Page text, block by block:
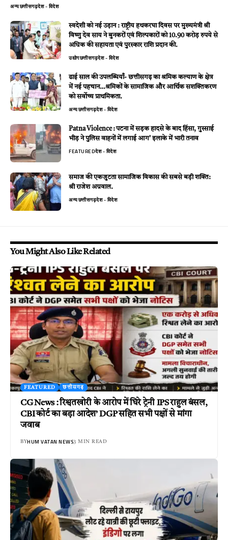
अन्यछत्तीसगढ़देश - विदेश
स्वदेशी को नई उड़ान : राष्ट्रीय हथकरघा दिवस पर मुख्यमंत्री श्री
विष्णु देव साय ने बुनकरों एवं शिल्पकारों को 10.90 करोड़ रुपये से
अधिक की सहायता एवं पुरस्कार राशि प्रदान की.
उद्योगछत्तीसगढ़देश - विदेश
ढाई साल की उपलब्धियाँ- छत्तीसगढ़ का श्रमिक कल्याण के क्षेत्र
में नई पहचान…श्रमिकों के सामाजिक और आर्थिक सशक्तिकरण
को सर्वाेच्च प्राथमिकता.
अन्यछत्तीसगढ़देश - विदेश
Patna Violence : पटना में सड़क हादसे के बाद हिंसा, गुस्साई
भीड़ ने पुलिस वाहनों में लगाई आग’ इलाके में भारी तनाव
FEATUREDदेश - विदेश
समाज की एकजुटता सामाजिक विकास की सबसे बड़ी शक्ति:
श्री राजेश अग्रवाल.
अन्यछत्तीसगढ़देश - विदेश
You Might Also Like Related
FEATURED छत्तीसगढ़
CG News : रिश्वतखोरी के आरोप में घिरे ट्रेनी IPS राहुल बंसल,
CBI कोर्ट का बड़ा आदेश’ DGP सहित सभी पक्षों से मांगा
जवाब
BYHUM VATAN NEWS3 MIN READ